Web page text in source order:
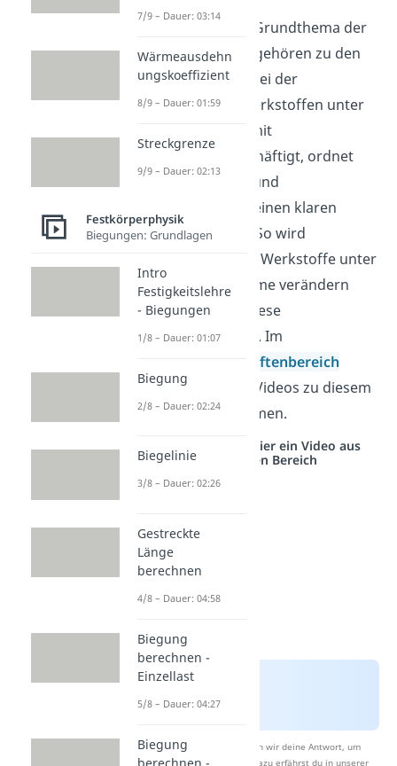
Dehnungen sind ein Grundthema der
Festigkeitslehre und gehören zu den
wichtigsten Größen bei der
Beschreibung von Werkstoffen unter
Belastung. Wer sich mit
Festigkeitslehre beschäftigt, ordnet
Kräfte, Spannungen und
Materialverhalten in einen klaren
Zusammenhang ein. So wird
verständlich, wie sich Werkstoffe unter
Zug, Druck oder Wärme verändern
und wie Kennlinien diese
Eigenschaften zeigen. Im
Ingenieurwissenschaftenbereich
findest du passende Videos zu diesem
und verwandten Themen.
Studyflix vernetzt: Hier ein Video aus
einem anderen Bereich
Nach Beantwortung speichern wir deine Antwort, um
Studyflix zu verbessern. Mehr dazu erfährst du in unserer
7/9 – Dauer: 03:14
Wärmeausdehn
ungskoeffizient
8/9 – Dauer: 01:59
Streckgrenze
9/9 – Dauer: 02:13
Festkörperphysik
Biegungen: Grundlagen
Intro
Festigkeitslehre
- Biegungen
1/8 – Dauer: 01:07
Biegung
2/8 – Dauer: 02:24
Biegelinie
3/8 – Dauer: 02:26
Gestreckte
Länge
berechnen
4/8 – Dauer: 04:58
Biegung
berechnen -
Einzellast
5/8 – Dauer: 04:27
Biegung
berechnen -